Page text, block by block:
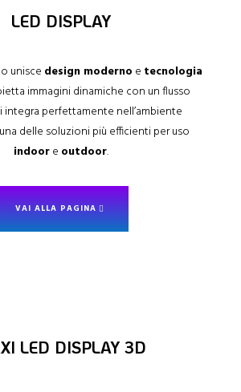
LED DISPLAY
unisce design moderno e tecnologia
immagini dinamiche con un flusso
integra perfettamente nell’ambiente
delle soluzioni più efficienti per uso
indoore outdoor.
VAI ALLA PAGINA
LED DISPLAY 3D